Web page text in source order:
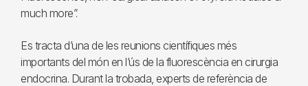
much more”.
Es tracta d’una de les reunions científiques més
importants del món en l’ús de la fluorescència en cirurgia
endocrina. Durant la trobada, experts de referència de